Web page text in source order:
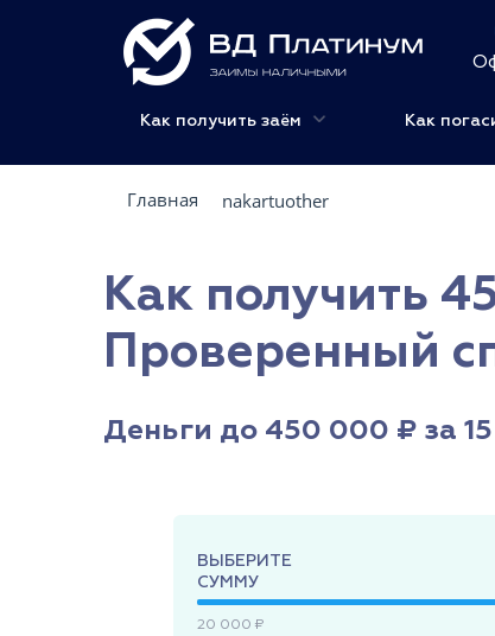
Как получить заём Как
Главная nakartuother
Как получить
Проверенный
Деньги до 450 000 ₽ за
ВЫБЕРИТЕ
СУММУ
20 000 ₽